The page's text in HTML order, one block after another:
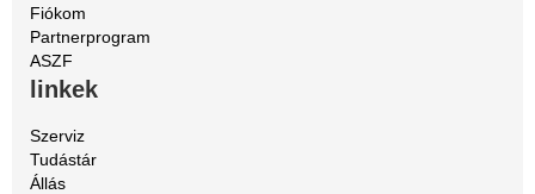
Fiókom
Partnerprogram
ASZF
linkek
Szerviz
Tudástár
Állás